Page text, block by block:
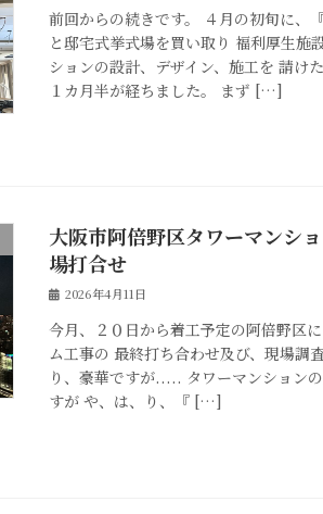
前回からの続きです。 ４月の初旬に、
と邸宅式挙式場を買い取り 福利厚生施
ションの設計、デザイン、施工を 請け
１カ月半が経ちました。 まず […]
大阪市阿倍野区タワーマンシ
場打合せ
2026年4月11日
今月、２０日から着工予定の阿倍野区
ム工事の 最終打ち合わせ及び、現場調
り、豪華ですが..... タワーマンション
すが や、は、り、『 […]